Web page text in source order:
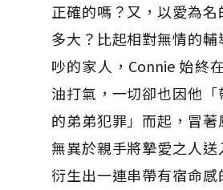
正確的嗎？又，以愛為名
多大？比起相對無情的輔
吵的家人，Connie 始終
油打氣，一切卻也因他
的弟弟犯罪」而起，冒著
無異於親手將摯愛之人送
衍生出一連串帶有宿命感